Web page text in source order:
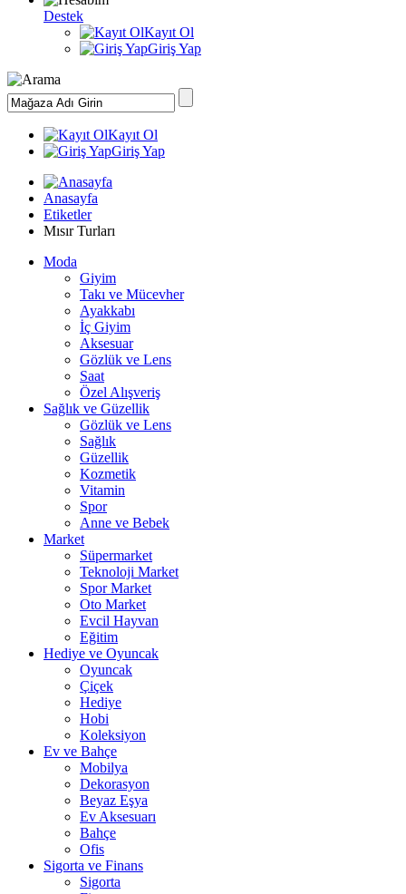
Destek
Kayıt Ol
Giriş Yap
Kayıt Ol
Giriş Yap
Anasayfa
Etiketler
Mısır Turları
Moda
Giyim
Takı ve Mücevher
Ayakkabı
İç Giyim
Aksesuar
Gözlük ve Lens
Saat
Özel Alışveriş
Sağlık ve Güzellik
Gözlük ve Lens
Sağlık
Güzellik
Kozmetik
Vitamin
Spor
Anne ve Bebek
Market
Süpermarket
Teknoloji Market
Spor Market
Oto Market
Evcil Hayvan
Eğitim
Hediye ve Oyuncak
Oyuncak
Çiçek
Hediye
Hobi
Koleksiyon
Ev ve Bahçe
Mobilya
Dekorasyon
Beyaz Eşya
Ev Aksesuarı
Bahçe
Ofis
Sigorta ve Finans
Sigorta